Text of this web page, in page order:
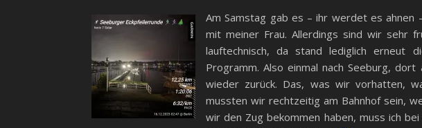
Am Samstag gab es – ihr werdet es ahnen
mit meiner Frau. Allerdings sind wir sehr
lauftechnisch, da stand lediglich erneut
Programm. Also einmal nach Seeburg,
wieder zurück. Das, was wir vorhatten,
mussten wir rechtzeitig am Bahnhof sein,
wir den Zug bekommen haben, muss ich